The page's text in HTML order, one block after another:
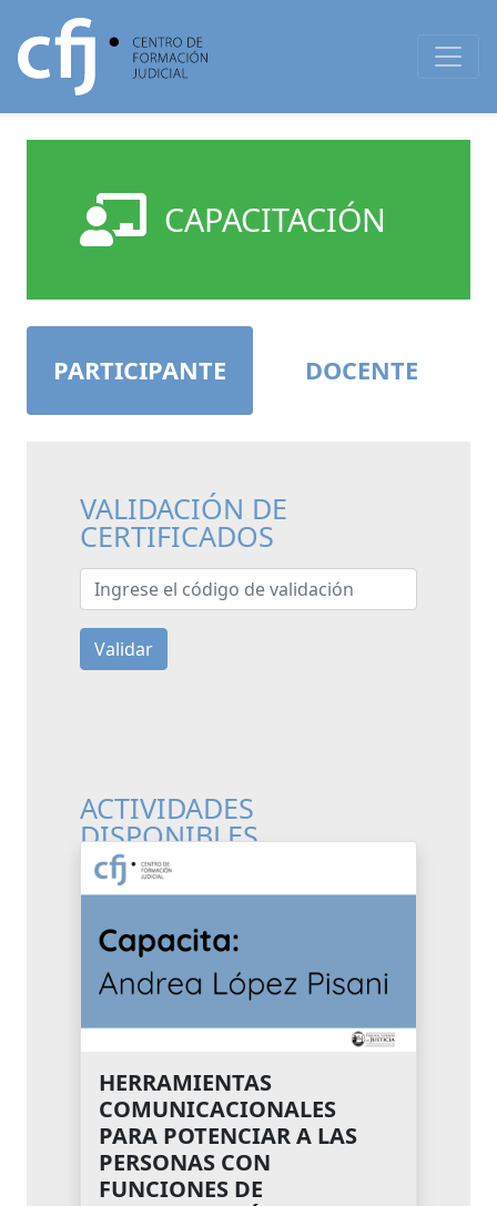
CAPACITACIÓN
PARTICIPANTE DOCENTE
VALIDACIÓN DE
CERTIFICADOS
Ingrese el código de validación
Validar
ACTIVIDADES
DISPONIBLES
HERRAMIENTAS
COMUNICACIONALES
PARA POTENCIAR A LAS
PERSONAS CON
FUNCIONES DE